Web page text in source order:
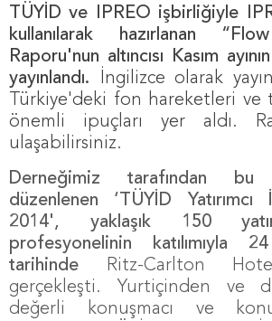
TÜYİD ve IPREO işbirliğiyle
kullanılarak hazırlanan
Raporu'nun altıncısı Kasım
yayınlandı. İngilizce olarak
Türkiye'deki fon hareketleri ve
önemli ipuçları yer aldı.
ulaşabilirsiniz.
Derneğimiz tarafından bu
düzenlenen ‘TÜYİD
2014', yaklaşık 150
profesyonelinin katılımıyla
tarihinde Ritz-Carlton
gerçekleşti. Yurtiçinden ve
değerli konuşmacı ve